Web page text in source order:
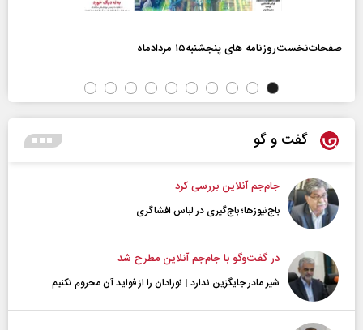
صفحات‌نخست‌روزنامه ها‌ی پنجشنبه‌۱۵ مردادماه
گفت و گو
جام‌جم آنلاین بررسی کرد
باج‌نیوزها؛ باج‌گیری در لباس افشاگری
در گفت‌و‌گو با جام‌جم آنلاین مطرح شد
شیر مادر جایگزین ندارد | نوزادان را از فواید آن محروم نکنیم